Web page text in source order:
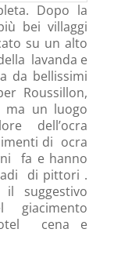
Dopo la
bei villaggi
su un alto
lavanda e
da bellissimi
Roussillon,
ma un luogo
dell’ocra
di ocra
fa e hanno
di pittori .
suggestivo
giacimento
cena e